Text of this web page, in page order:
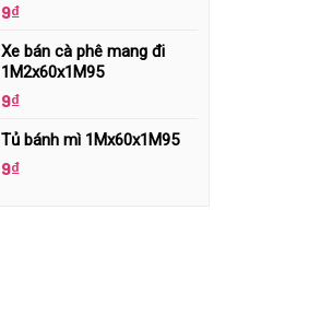
9₫
Xe bán cà phê mang đi
1M2x60x1M95
9₫
Tủ bánh mì 1Mx60x1M95
9₫